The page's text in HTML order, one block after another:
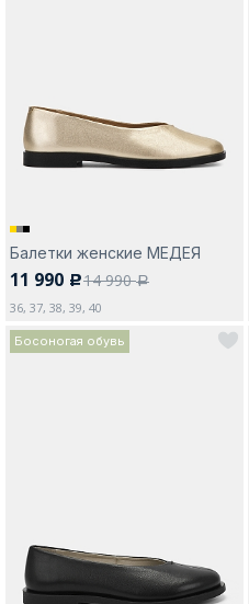
Балетки женские МЕДЕЯ
11 990 c14 990a
36, 37, 38, 39, 40
Босоногая обувь